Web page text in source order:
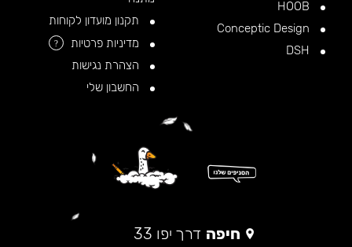
תקנון מועדון לקוחות
מדיניות פרטיות
?
הצהרת נגישות
החשבון שלי
חיפה דרך יפו 33